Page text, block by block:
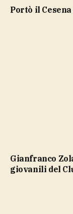
portò il
Gianfranco Zola nuovo coordinatore dei progetti
giovanili del